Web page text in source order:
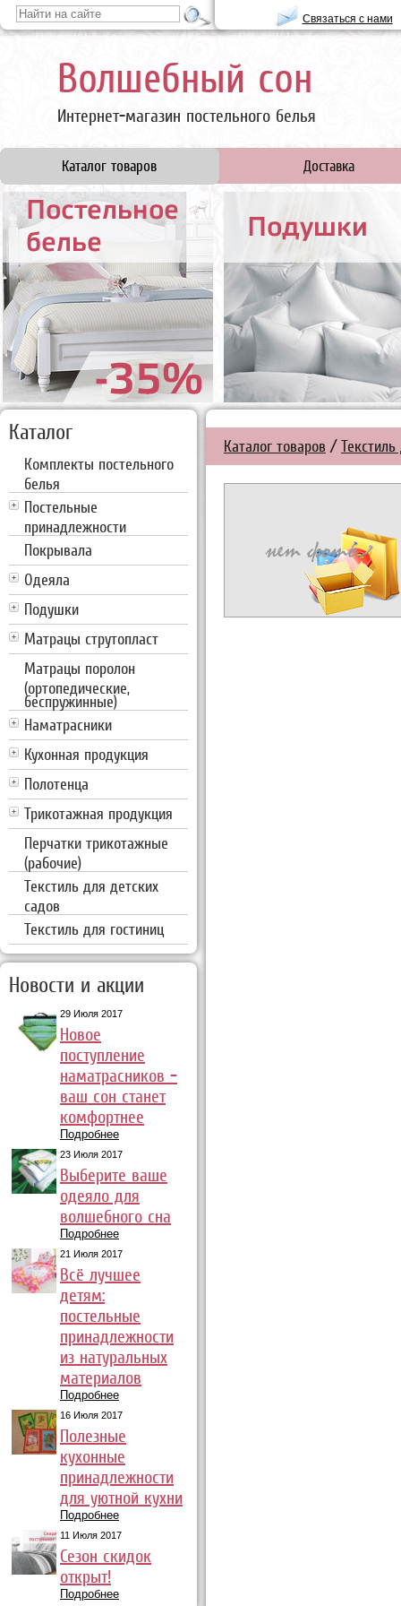
Связаться с нами
Волшебный сон
Интернет-магазин постельного белья
Каталог товаров Доставка
Каталог
Комплекты постельного
белья
Постельные
принадлежности
Покрывала
Одеяла
Подушки
Матрацы струтопласт
Матрацы поролон
(ортопедические,
беспружинные)
Наматрасники
Кухонная продукция
Полотенца
Трикотажная продукция
Перчатки трикотажные
(рабочие)
Текстиль для детских
садов
Текстиль для гостиниц
Новости и акции
29 Июля 2017
Новое
поступление
наматрасников –
ваш сон станет
комфортнее
Подробнее
23 Июля 2017
Выберите ваше
одеяло для
волшебного сна
Подробнее
21 Июля 2017
Всё лучшее
детям:
постельные
принадлежности
из натуральных
материалов
Подробнее
16 Июля 2017
Полезные
кухонные
принадлежности
для уютной кухни
Подробнее
11 Июля 2017
Сезон скидок
открыт!
Подробнее
Каталог товаров /